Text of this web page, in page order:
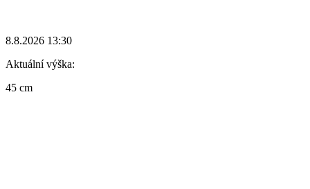
8.8.2026 13:30
Aktuální výška:
45 cm